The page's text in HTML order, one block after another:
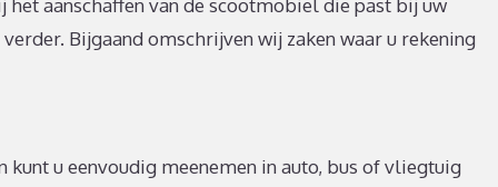
Bijgaand omschrijven wij zaken waar u rekening
u eenvoudig meenemen in auto, bus of vliegtuig